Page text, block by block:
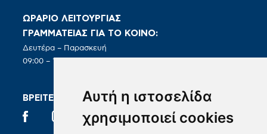
Αυτή η ιστοσελίδα
χρησιμοποιεί cookies
ΩΡΑΡΙΟ ΛΕΙΤΟΥΡΓΙΑΣ
ΓΡΑΜΜΑΤΕΙΑΣ ΓΙΑ ΤΟ ΚΟΙΝΟ:
Δευτέρα – Παρασκευή
09:00 – 19:00
ΒΡΕΙΤΕ ΜΑΣ ΣΤΑ SOCIAL